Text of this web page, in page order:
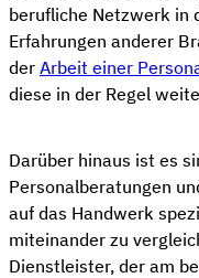
berufliche Netzwerk in
Erfahrungen anderer
der Arbeit einer
diese in der Regel
Darüber hinaus ist es
Personalberatungen
auf das Handwerk
miteinander zu
Dienstleister, der am